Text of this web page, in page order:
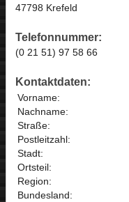
47798 Krefeld
Telefonnummer:
(0 21 51) 97 58 66
Kontaktdaten:
Vorname:
Nachname:
Straße:
Postleitzahl:
Stadt:
Ortsteil:
Region:
Bundesland: